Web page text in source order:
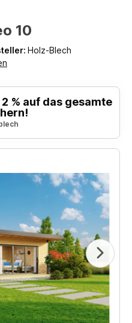
10
Holz-Blech
% auf das gesamte